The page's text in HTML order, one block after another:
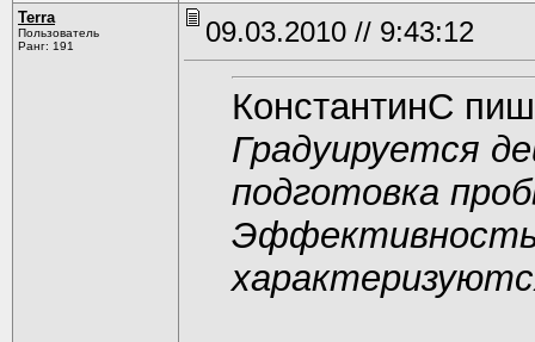
Terra
Пользователь
Ранг: 191
09.03.2010 // 9:43:12
КонстантинС
Градуируется
подготовка
Эффективность